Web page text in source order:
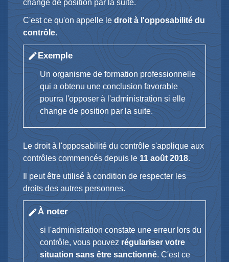
change de position par la suite.
C'est ce qu'on appelle ledroit à l'opposabilité du
contrôle.
editExemple
Un organisme de formation professionnelle
qui a obtenu une conclusion favorable
pourra l'opposer à l'administration si elle
change de position par la suite.
Le droit à l'opposabilité du contrôle s'applique aux
contrôles commencés depuis le 11 août 2018.
Il peut être utilisé à condition de respecter les
droits des autres personnes.
editÀ noter
si l'administration constate une erreur lors du
contrôle, vous pouvezrégulariser votre
situation sans être sanctionné. C'est ce